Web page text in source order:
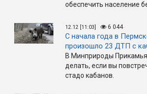
обеспечить население
12.12 [11:03] 6 044
С начала года в
произошло 23 ДТП с
В Минприроды Прикамья
делать, если вы
стадо кабанов.